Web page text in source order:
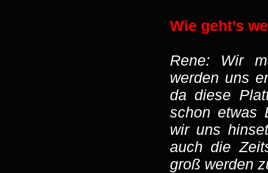
Wie geht’s
Rene: Wir
werden uns
da diese
schon etwas
wir uns
auch die
groß werden